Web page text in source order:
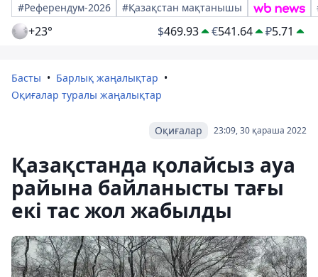
#Референдум-2026
#Қазақстан мақтанышы
+23° $469.93 €541.64 ₽5.71
Басты
Барлық жаңалықтар
Оқиғалар туралы жаңалықтар
23:09, 30 қараша 2022
Оқиғалар
Қазақстанда қолайсыз ауа
райына байланысты тағы
екі тас жол жабылды